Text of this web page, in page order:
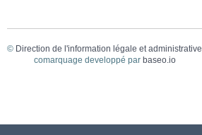
© Direction de l'information légale et administrative
comarquage developpé par baseo.io